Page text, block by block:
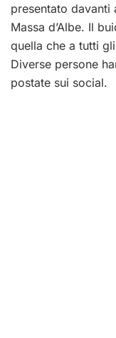
presentato
Massa d’Albe. Il
quella che a tutti
Diverse persone
postate sui social.